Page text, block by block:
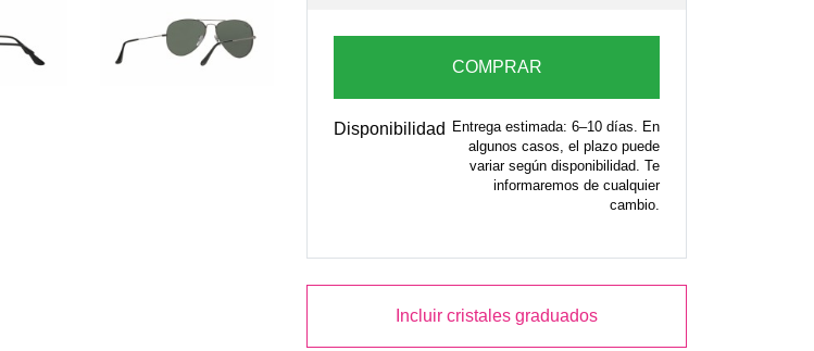
COMPRAR
Disponibilidad Entrega estimada: 6–10 días. En
algunos casos, el plazo puede
variar según disponibilidad. Te
informaremos de cualquier
cambio.
Incluir cristales graduados